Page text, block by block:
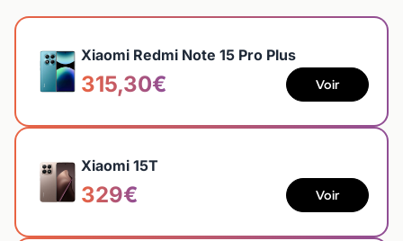
Xiaomi Redmi Note 15 Pro Plus
315,30€ Voir
Xiaomi 15T
329€ Voir